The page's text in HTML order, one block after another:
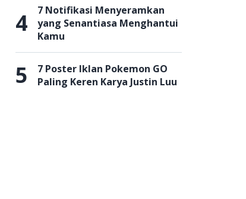
4
7 Notifikasi Menyeramkan
yang Senantiasa Menghantui
Kamu
5
7 Poster Iklan Pokemon GO
Paling Keren Karya Justin Luu